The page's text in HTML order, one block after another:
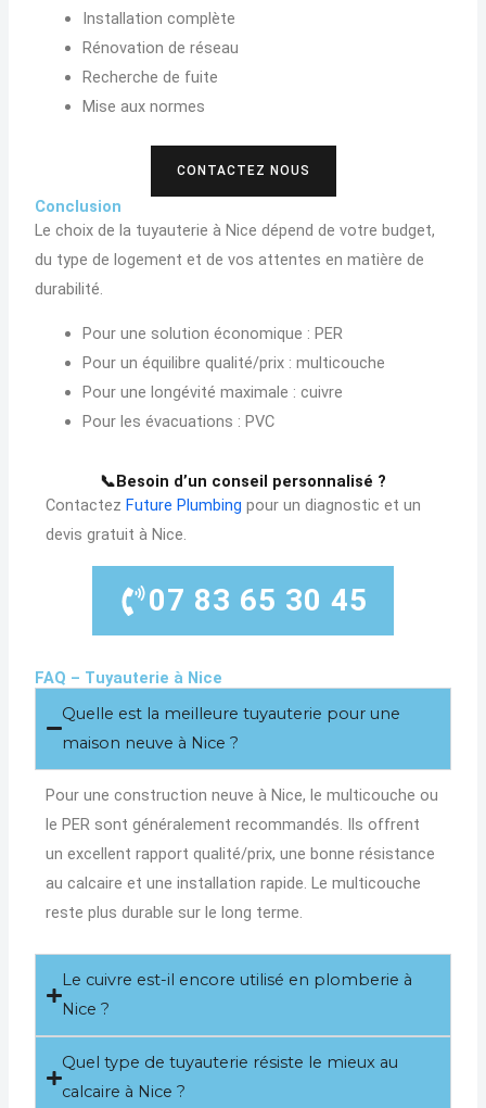
Installation complète
Rénovation de réseau
Recherche de fuite
Mise aux normes
CONTACTEZ NOUS
Conclusion
Le choix de la tuyauterie à Nice dépend de votre budget,
du type de logement et de vos attentes en matière de
durabilité.
Pour une solution économique : PER
Pour un équilibre qualité/prix : multicouche
Pour une longévité maximale : cuivre
Pour les évacuations : PVC
📞Besoin d’un conseil personnalisé ?
ContactezFuture Plumbing pour un diagnostic et un
devis gratuit à Nice.
07 83 65 30 45
FAQ – Tuyauterie à Nice
Quelle est la meilleure tuyauterie pour une
maison neuve à Nice ?
Pour une construction neuve à Nice, le multicouche ou
le PER sont généralement recommandés. Ils offrent
un excellent rapport qualité/prix, une bonne résistance
au calcaire et une installation rapide. Le multicouche
reste plus durable sur le long terme.
Le cuivre est-il encore utilisé en plomberie à
Nice ?
Quel type de tuyauterie résiste le mieux au
calcaire à Nice ?